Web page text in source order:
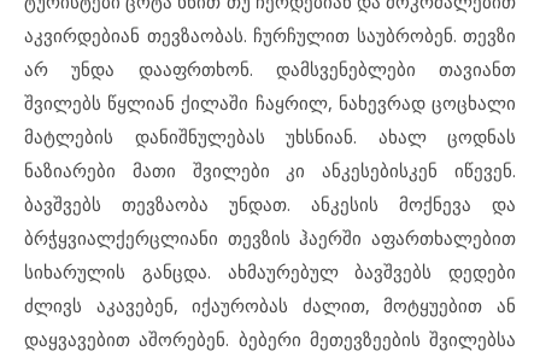
აკვირდებიან თევზაობას. ჩურჩულით საუბრობენ. თევზი
არ უნდა დააფრთხონ. დამსვენებლები თავიანთ
შვილებს წყლიან ქილაში ჩაყრილ, ნახევრად ცოცხალი
მატლების დანიშნულებას უხსნიან. ახალ ცოდნას
ნაზიარები მათი შვილები კი ანკესებისკენ იწევენ.
ბავშვებს თევზაობა უნდათ. ანკესის მოქნევა და
ბრჭყვიალქერცლიანი თევზის ჰაერში აფართხალებით
სიხარულის განცდა. ახმაურებულ ბავშვებს დედები
ძლივს აკავებენ, იქაურობას ძალით, მოტყუებით ან
დაყვავებით აშორებენ. ბებერი მეთევზეების შვილებსა